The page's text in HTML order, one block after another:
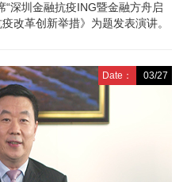
深圳金融抗疫ING暨金融方舟启
改革创新举措》为题发表演讲。
Date： 03/27